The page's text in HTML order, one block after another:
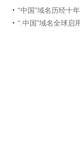
“中国”域名历经十
“.中国”域名全球启